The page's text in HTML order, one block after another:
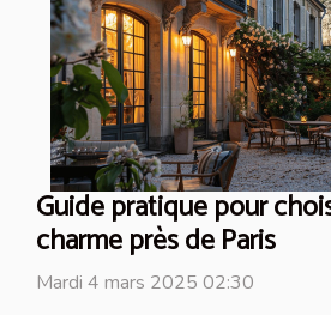
Guide pratique pour
charme près de Paris
Mardi 4 mars 2025 02:30